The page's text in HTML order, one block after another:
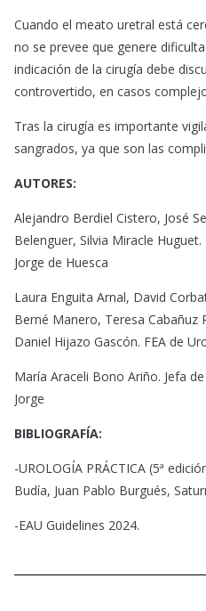
Cuando el meato uretral está
no se prevee que genere
indicación de la cirugía debe
controvertido, en casos
Tras la cirugía es importante
sangrados, ya que son las
AUTORES:
Alejandro Berdiel Cistero, José
Belenguer, Silvia Miracle
Jorge de Huesca
Laura Enguita Arnal, David
Berné Manero, Teresa Cabañuz
Daniel Hijazo Gascón. FEA de
María Araceli Bono Ariño. Jefa
Jorge
BIBLIOGRAFÍA:
-UROLOGÍA PRÁCTICA (5ª
Budía, Juan Pablo Burgués,
-EAU Guidelines 2024.